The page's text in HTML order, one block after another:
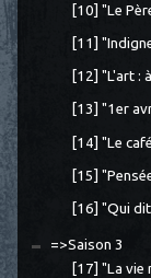
[10] "Le
[11]
[12] "L'art :
[13] "1er
[14] "Le
[15]
[16] "Qui
=>Saison 3
[17] "La vie